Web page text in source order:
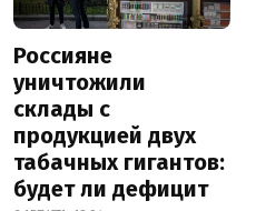
Россияне
уничтожили
склады с
продукцией двух
табачных гигантов:
будет ли дефицит